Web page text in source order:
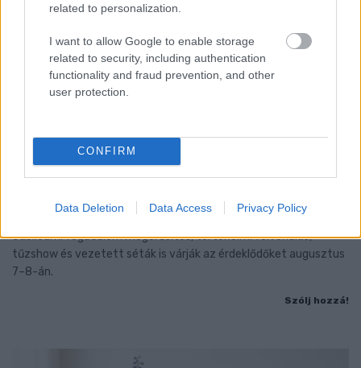
related to personalization.
I want to allow Google to enable storage
related to security, including authentication
functionality and fraud prevention, and other
user protection.
CONFIRM
Data Deletion Data Access Privacy Policy
BAROKK POMPÁBA ÖLTÖZIK A BELVÁROS:
ESKÜVŐT
Jubileumi fogadalom megerősítés, történelmi felvonulás,
tűzshow és vezetett séták is várják az érdeklődőket augusztus
7–8-án.
Szólj hozzá!